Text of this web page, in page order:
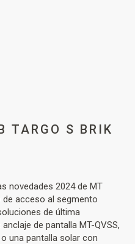
TARGO S BRIK
novedades 2024 de MT
acceso al segmento
de última
de pantalla MT-QVSS,
una pantalla solar con